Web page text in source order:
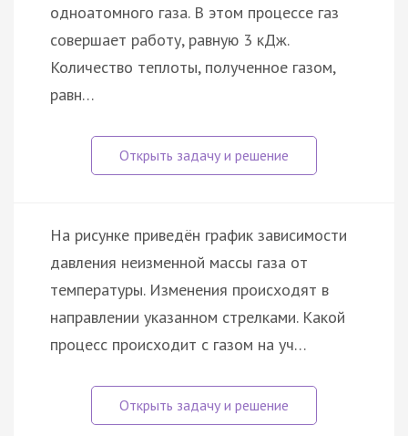
одноатомного газа. В этом процессе газ
совершает работу, равную 3 кДж.
Количество теплоты, полученное газом,
равн…
На рисунке приведён график зависимости
давления неизменной массы газа от
температуры. Изменения происходят в
направлении указанном стрелками. Какой
процесс происходит с газом на уч…